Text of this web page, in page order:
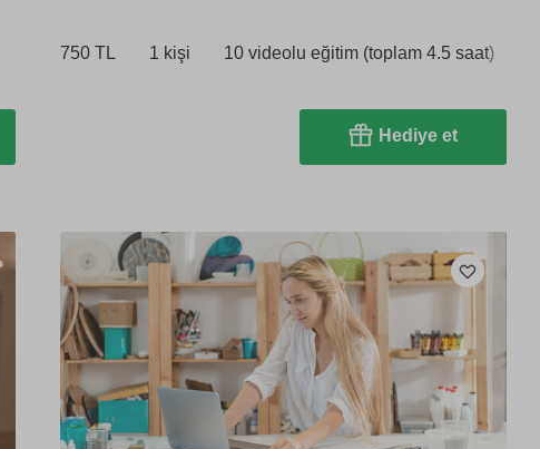
750 TL 1 kişi 10 videolu eğitim (toplam 4.5 saat)
Hediye et